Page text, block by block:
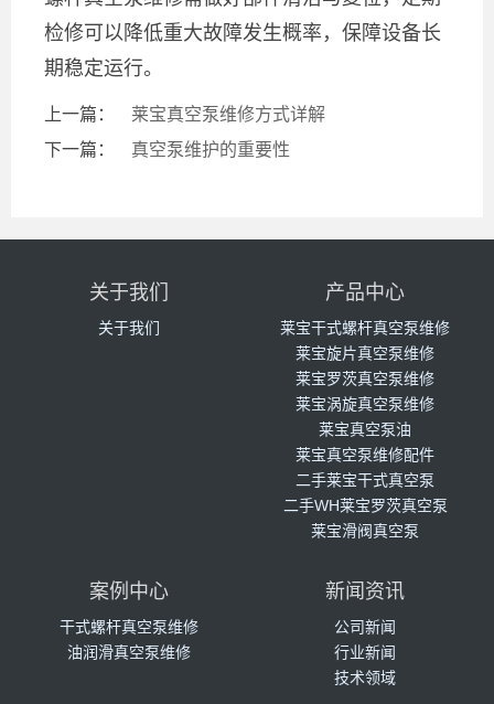
检修可以降低重大故障发生概率，保障设备长
期稳定运行。
上一篇：
莱宝真空泵维修方式详解
下一篇：
真空泵维护的重要性
关于我们
关于我们
产品中心
莱宝干式螺杆真空泵维修
莱宝旋片真空泵维修
莱宝罗茨真空泵维修
莱宝涡旋真空泵维修
莱宝真空泵油
莱宝真空泵维修配件
二手莱宝干式真空泵
二手WH莱宝罗茨真空泵
莱宝滑阀真空泵
案例中心
干式螺杆真空泵维修
油润滑真空泵维修
新闻资讯
公司新闻
行业新闻
技术领域